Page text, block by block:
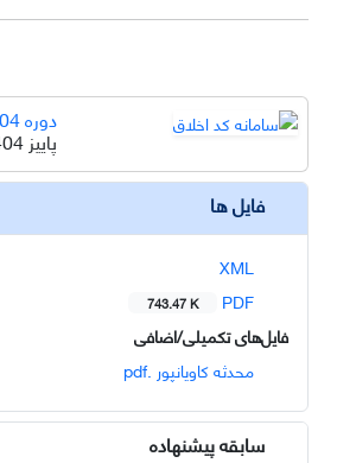
دوره 1404، مهر
پاییز 1404
فایل ها
XML
PDF
743.47 K
فایل‌های تکمیلی/اضافی
محدثه کاویانپور .pdf
سابقه پیشنهاده